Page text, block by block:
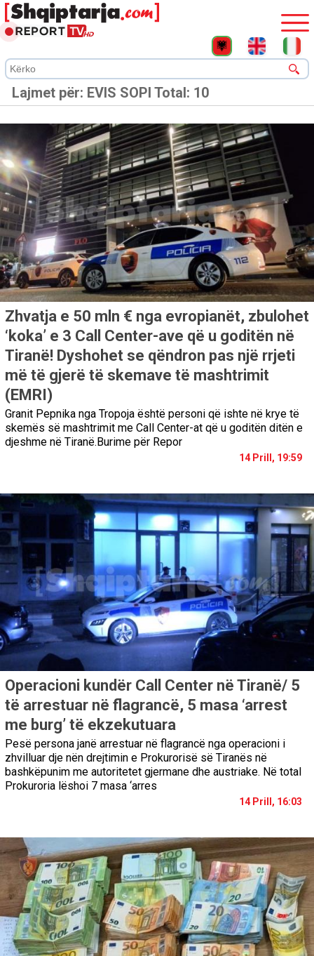
Lajmet për: EVIS SOPI Total: 10
Zhvatja e 50 mln € nga evropianët, zbulohet
‘koka’ e 3 Call Center-ave që u goditën në
Tiranë! Dyshohet se qëndron pas një rrjeti
më të gjerë të skemave të mashtrimit
(EMRI)
Granit Pepnika nga Tropoja është personi që ishte në krye të
skemës së mashtrimit me Call Center-at që u goditën ditën e
djeshme në Tiranë.Burime për Repor
14 Prill, 19:59
Operacioni kundër Call Center në Tiranë/ 5
të arrestuar në flagrancë, 5 masa ‘arrest
me burg’ të ekzekutuara
Pesë persona janë arrestuar në flagrancë nga operacioni i
zhvilluar dje nën drejtimin e Prokurorisë së Tiranës në
bashkëpunim me autoritetet gjermane dhe austriake. Në total
Prokuroria lëshoi 7 masa ‘arres
14 Prill, 16:03